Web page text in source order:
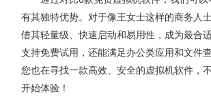
有其独特优势。对于像王女士这样的商务人
借其轻量级、快速启动和易用性，成为最合
支持免费试用，还能满足办公类应用和文件
您也在寻找一款高效、安全的虚拟机软件，
开始体验！